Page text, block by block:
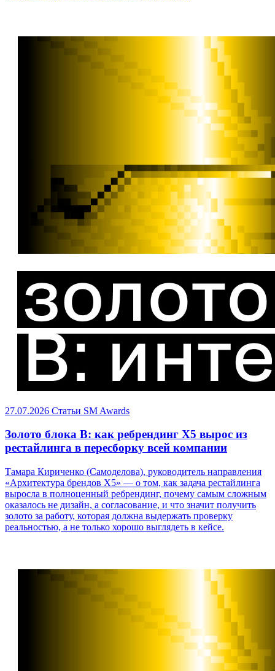
27.07.2026 Статьи SM Awards
Золото блока B: как ребрендинг X5 вырос из
рестайлинга в пересборку всей компании
Тамара Кириченко (Самоделова), руководитель направления
«Архитектура брендов X5» — о том, как задача рестайлинга
выросла в полноценный ребрендинг, почему самым сложным
оказалось не дизайн, а согласование, и что значит получить
золото за работу, которая должна выдержать проверку
реальностью, а не только хорошо выглядеть в кейсе.